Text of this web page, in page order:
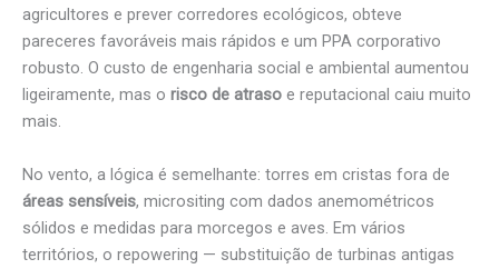
agricultores e prever corredores ecológicos, obteve
pareceres favoráveis mais rápidos e um PPA corporativo
robusto. O custo de engenharia social e ambiental aumentou
ligeiramente, mas o risco de atraso e reputacional caiu muito
mais.
No vento, a lógica é semelhante: torres em cristas fora de
áreas sensíveis, micrositing com dados anemométricos
sólidos e medidas para morcegos e aves. Em vários
territórios, o repowering — substituição de turbinas antigas